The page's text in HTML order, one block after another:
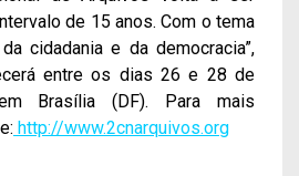
de 15 anos. Com o tema
cidadania e da democracia”,
entre os dias 26 e 28 de
Brasília (DF). Para mais
http://www.2cnarquivos.org